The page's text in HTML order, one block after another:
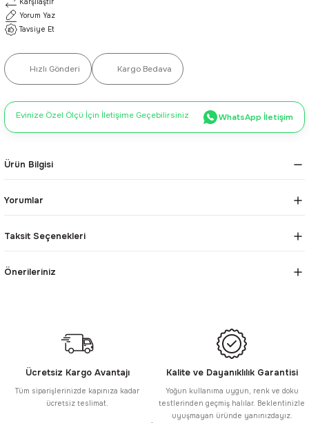
Yorum Yaz
Tavsiye Et
Hızlı Gönderi Kargo Bedava
Evinize Özel Ölçü İçin İletişime Geçebilirsiniz WhatsApp İletişim
Ürün Bilgisi
Yorumlar
Taksit Seçenekleri
Önerileriniz
Ücretsiz Kargo Avantajı
Tüm siparişlerinizde kapınıza kadar
ücretsiz teslimat.
Kalite ve Dayanıklılık Garantisi
Yoğun kullanıma uygun, renk ve doku
testlerinden geçmiş halılar. Beklentinizle
uyuşmayan üründe yanınızdayız.